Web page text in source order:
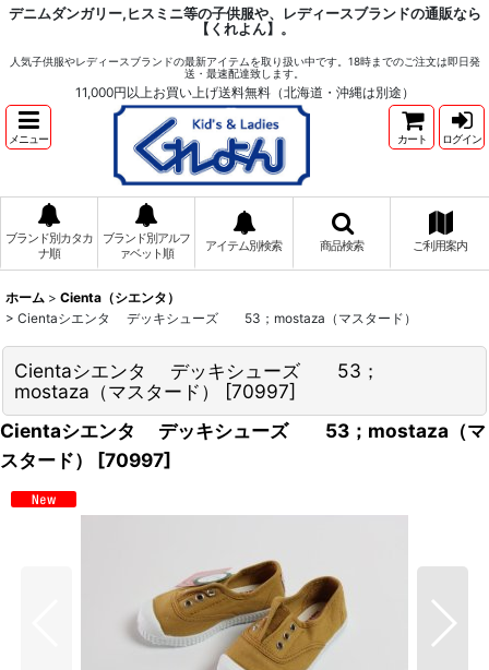
デニムダンガリー,ヒスミニ等の子供服や、レディースブランドの通販なら
【くれよん】。
人気子供服やレディースブランドの最新アイテムを取り扱い中です。18時までのご注文は即日発
送・最速配達致します。
11,000円以上お買い上げ送料無料（北海道・沖縄は別途）
メニュー カート ログイン
ブランド別カタカ
ナ順
ブランド別アルフ
ァベット順
アイテム別検索 商品検索 ご利用案内
ホーム > Cienta（シエンタ）
> Cientaシエンタ デッキシューズ 53；mostaza（マスタード）
Cientaシエンタ デッキシューズ 53；
mostaza（マスタード）
[70997]
Cientaシエンタ デッキシューズ 53；mostaza（マ
スタード）
[70997]